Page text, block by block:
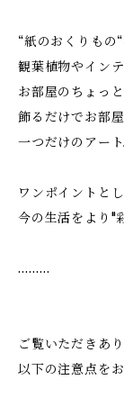
“紙のおくりもの“
観葉植物やイン
お部屋のちょっ
飾るだけでお部
一つだけのアート
ワンポイントと
今の生活をより"
………
ご覧いただきあ
以下の注意点を